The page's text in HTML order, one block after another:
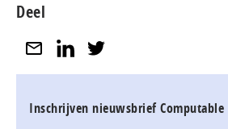
Deel
Inschrijven nieuwsbrief Computable